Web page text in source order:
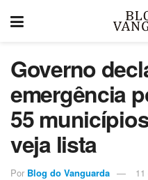
Governo
emergência
55
veja lista
Por Blog do Vanguarda